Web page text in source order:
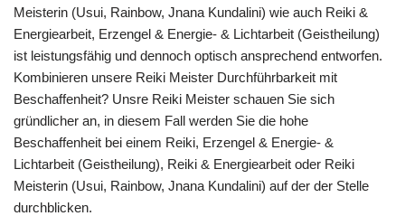
Meisterin (Usui, Rainbow, Jnana Kundalini) wie auch Reiki &
Energiearbeit, Erzengel & Energie- & Lichtarbeit (Geistheilung)
ist leistungsfähig und dennoch optisch ansprechend entworfen.
Kombinieren unsere Reiki Meister Durchführbarkeit mit
Beschaffenheit? Unsre Reiki Meister schauen Sie sich
gründlicher an, in diesem Fall werden Sie die hohe
Beschaffenheit bei einem Reiki, Erzengel & Energie- &
Lichtarbeit (Geistheilung), Reiki & Energiearbeit oder Reiki
Meisterin (Usui, Rainbow, Jnana Kundalini) auf der der Stelle
durchblicken.